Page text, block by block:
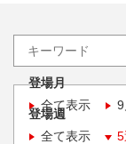
登場月
全て表示
9
登場週
全て表示
5